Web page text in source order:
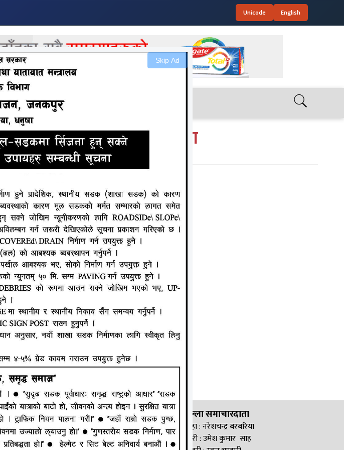
Skip Ad
Unicode English
अन्य
अधुरा तालिमको भुक्तानी पूरा
हाम्रो टीम
सम्पादक : राजेश कुमार झा
समाचार संयोजक : राजन झा
जिल्ला समाचारदाता
सिरहा : नरेशचन्द्र बरबरिया
सप्तरी : उमेश कुमार साह